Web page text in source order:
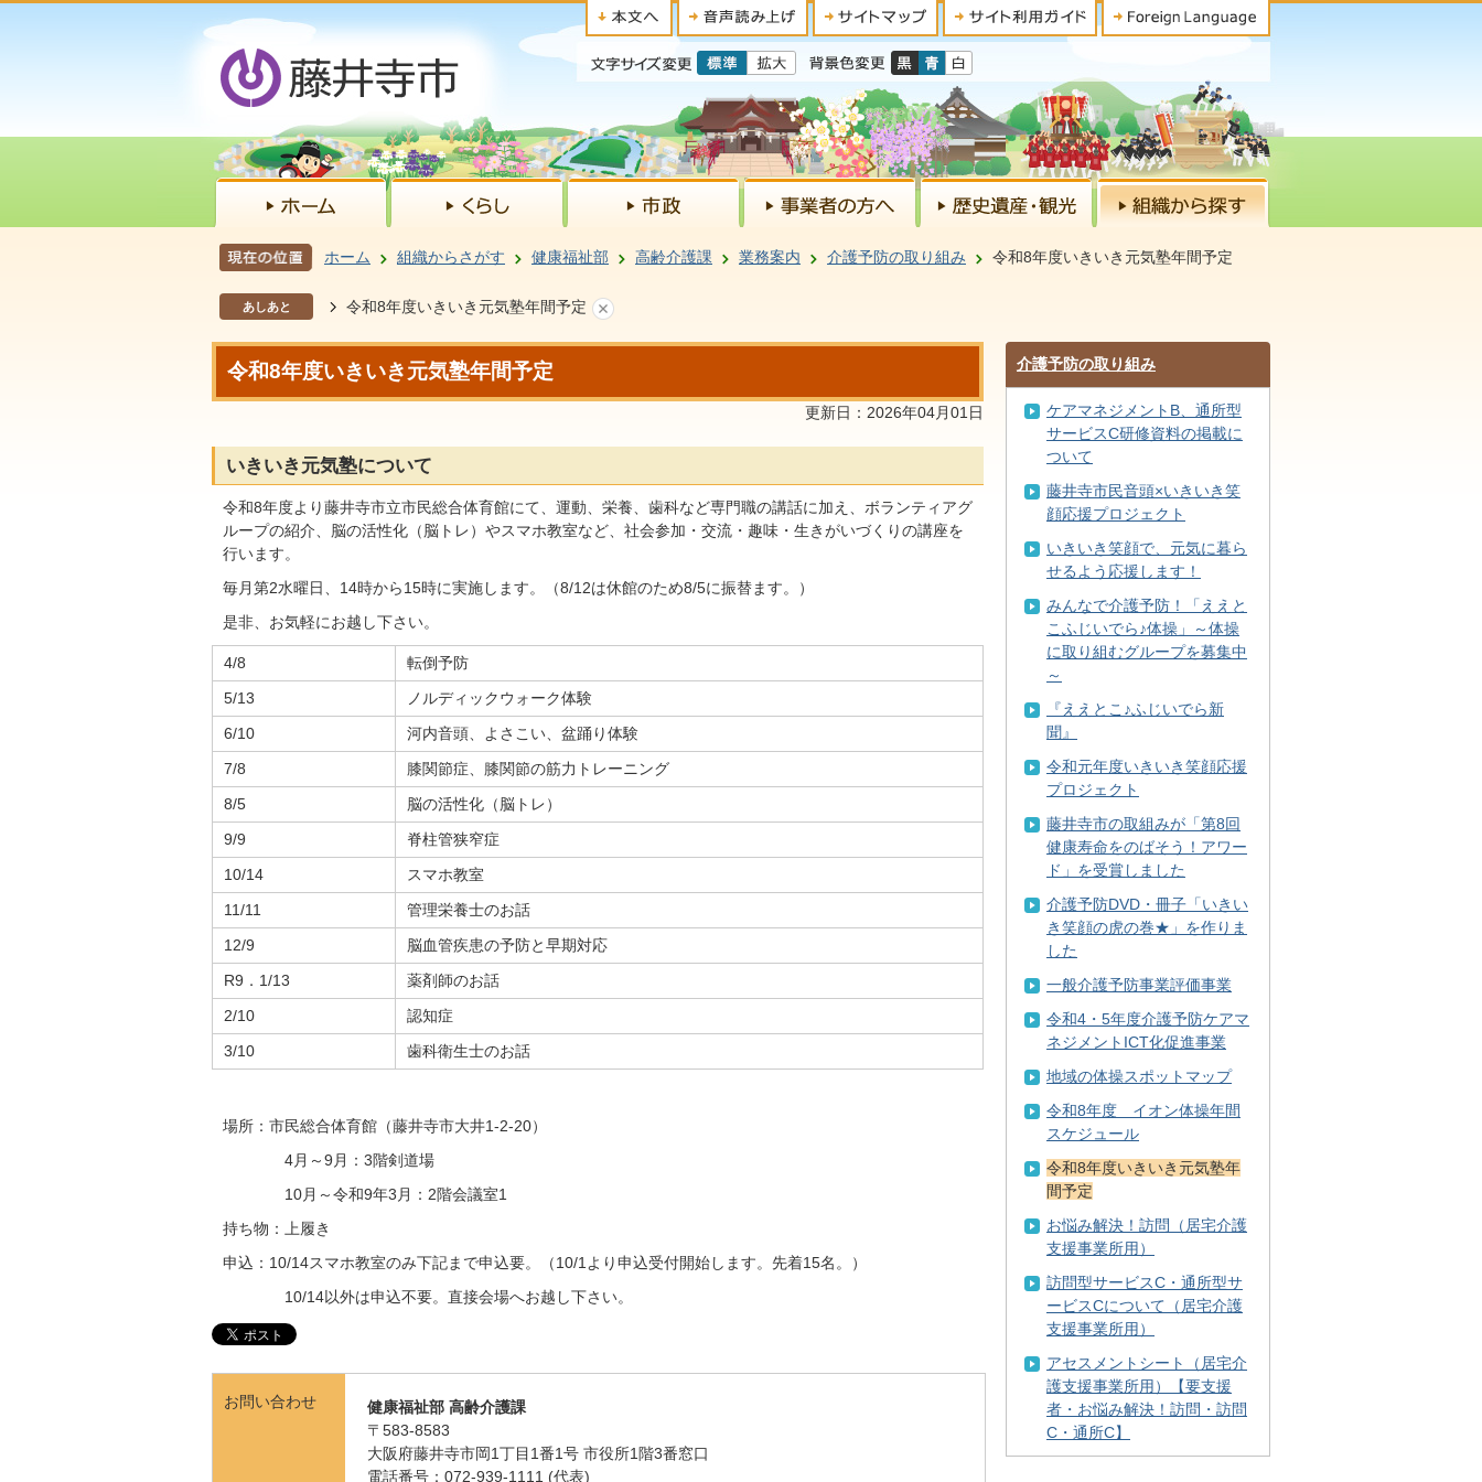
ホーム 組織からさがす 健康福祉部 高齢介護課 業務案内 介護予防の取り組み 令和8年度いきいき元気塾年間予定
あしあと 令和8年度いきいき元気塾年間予定
令和8年度いきいき元気塾年間予定
更新日：2026年04月01日
いきいき元気塾について
令和8年度より藤井寺市立市民総合体育館にて、運動、栄養、歯科など専門職の講話に加え、ボランティアグ
ループの紹介、脳の活性化（脳トレ）やスマホ教室など、社会参加・交流・趣味・生きがいづくりの講座を
行います。
毎月第2水曜日、14時から15時に実施します。（8/12は休館のため8/5に振替ます。）
是非、お気軽にお越し下さい。
4/8
転倒予防
5/13
ノルディックウォーク体験
6/10
河内音頭、よさこい、盆踊り体験
7/8
膝関節症、膝関節の筋力トレーニング
8/5
脳の活性化（脳トレ）
9/9
脊柱管狭窄症
10/14
スマホ教室
11/11
管理栄養士のお話
12/9
脳血管疾患の予防と早期対応
R9．1/13
薬剤師のお話
2/10
認知症
3/10
歯科衛生士のお話
場所：市民総合体育館（藤井寺市大井1-2-20）
4月～9月：3階剣道場
10月～令和9年3月：2階会議室1
持ち物：上履き
申込：10/14スマホ教室のみ下記まで申込要。（10/1より申込受付開始します。先着15名。）
10/14以外は申込不要。直接会場へお越し下さい。
お問い合わせ
健康福祉部 高齢介護課
〒583-8583
大阪府藤井寺市岡1丁目1番1号 市役所1階3番窓口
電話番号：072-939-1111 (代表)
介護予防の取り組み
ケアマネジメントB、通所型
サービスC研修資料の掲載に
ついて
藤井寺市民音頭×いきいき笑
顔応援プロジェクト
いきいき笑顔で、元気に暮ら
せるよう応援します！
みんなで介護予防！「ええと
こふじいでら♪体操」～体操
に取り組むグループを募集中
～
『ええとこ♪ふじいでら新
聞』
令和元年度いきいき笑顔応援
プロジェクト
藤井寺市の取組みが「第8回
健康寿命をのばそう！アワー
ド」を受賞しました
介護予防DVD・冊子「いきい
き笑顔の虎の巻★」を作りま
した
一般介護予防事業評価事業
令和4・5年度介護予防ケアマ
ネジメントICT化促進事業
地域の体操スポットマップ
令和8年度 イオン体操年間
スケジュール
令和8年度いきいき元気塾年
間予定
お悩み解決！訪問（居宅介護
支援事業所用）
訪問型サービスC・通所型サ
ービスCについて（居宅介護
支援事業所用）
アセスメントシート（居宅介
護支援事業所用）【要支援
者・お悩み解決！訪問・訪問
C・通所C】